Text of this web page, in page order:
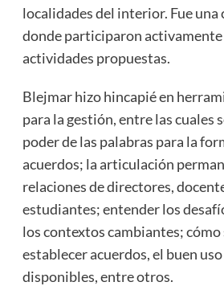
localidades del interior. Fue una
donde participaron activamente
actividades propuestas.
Blejmar hizo hincapié en
para la gestión, entre las cuales
poder de las palabras para la
acuerdos; la articulación
relaciones de directores,
estudiantes; entender los
los contextos cambiantes; cómo
establecer acuerdos, el buen
disponibles, entre otros.